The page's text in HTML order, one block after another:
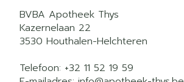
BVBA Apotheek Thys
Kazernelaan 22
3530 Houthalen-Helchteren
Telefoon: +32 11 52 19 59